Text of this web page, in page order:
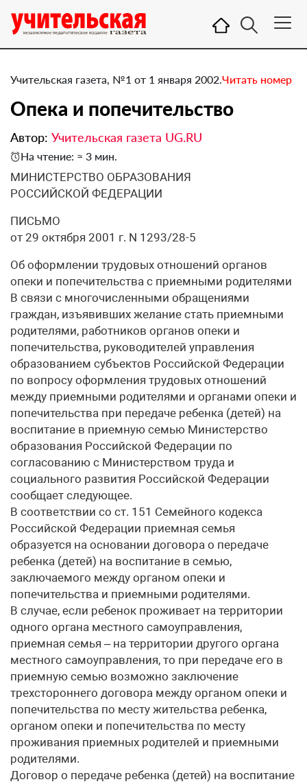
Учительская газета, №1 от 1 января 2002.Читать номер
Опека и попечительство
Автор: Учительская газета UG.RU
На чтение: ≈ 3 мин.
МИНИСТЕРСТВО ОБРАЗОВАНИЯ
РОССИЙСКОЙ ФЕДЕРАЦИИ
ПИСЬМО
от 29 октября 2001 г. N 1293/28-5
Об оформлении трудовых отношений органов
опеки и попечительства с приемными родителями
В связи с многочисленными обращениями
граждан, изъявивших желание стать приемными
родителями, работников органов опеки и
попечительства, руководителей управления
образованием субъектов Российской Федерации
по вопросу оформления трудовых отношений
между приемными родителями и органами опеки и
попечительства при передаче ребенка (детей) на
воспитание в приемную семью Министерство
образования Российской Федерации по
согласованию с Министерством труда и
социального развития Российской Федерации
сообщает следующее.
В соответствии со ст. 151 Семейного кодекса
Российской Федерации приемная семья
образуется на основании договора о передаче
ребенка (детей) на воспитание в семью,
заключаемого между органом опеки и
попечительства и приемными родителями.
В случае, если ребенок проживает на территории
одного органа местного самоуправления,
приемная семья – на территории другого органа
местного самоуправления, то при передаче его в
приемную семью возможно заключение
трехстороннего договора между органом опеки и
попечительства по месту жительства ребенка,
органом опеки и попечительства по месту
проживания приемных родителей и приемными
родителями.
Договор о передаче ребенка (детей) на воспитание